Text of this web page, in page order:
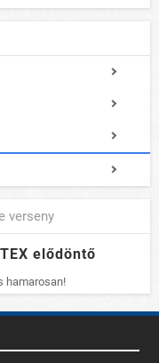
verseny
elődöntő
hamarosan!